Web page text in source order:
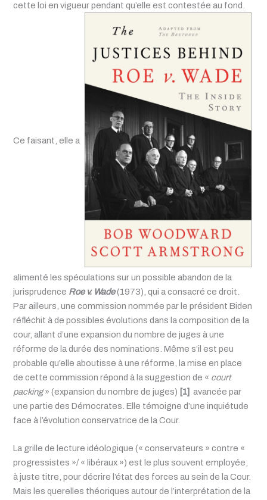
cette loi en vigueur pendant qu’elle est contestée au fond.
Ce faisant, elle a
alimenté les spéculations sur un possible abandon de la
jurisprudence Roe v. Wade(1973), qui a consacré ce droit.
Par ailleurs, une commission nommée par le président Biden
réfléchit à de possibles évolutions dans la composition de la
cour, allant d’une expansion du nombre de juges à une
réforme de la durée des nominations. Même s’il est peu
probable qu’elle aboutisse à une réforme, la mise en place
de cette commission répond à la suggestion de « court
packing» (expansion du nombre de juges) [1] avancée par
une partie des Démocrates. Elle témoigne d’une inquiétude
face à l’évolution conservatrice de la Cour.
La grille de lecture idéologique (« conservateurs » contre «
progressistes »/ « libéraux ») est le plus souvent employée,
à juste titre, pour décrire l’état des forces au sein de la Cour.
Mais les querelles théoriques autour de l’interprétation de la